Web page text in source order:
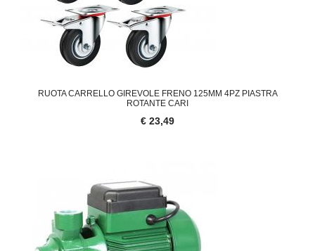
RUOTA CARRELLO GIREVOLE FRENO 125MM 4PZ PIASTRA
ROTANTE CARI
€ 23,49